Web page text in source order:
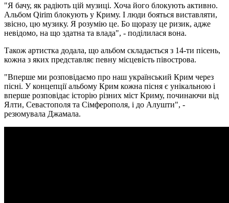
"Я бачу, як радіють цій музиці. Хоча його блокують активно.
Альбом Qirim блокують у Криму. І люди бояться виставляти,
звісно, ​​цю музику. Я розумію це. Бо щоразу це ризик, адже
невідомо, на що здатна та влада", - поділилася вона.
Також артистка додала, що альбом складається з 14-ти пісень,
кожна з яких представляє певну місцевість півострова.
"Вперше ми розповідаємо про наш український Крим через
пісні. У концепції альбому Крим кожна пісня є унікальною і
вперше розповідає історію різних міст Криму, починаючи від
Ялти, Севастополя та Сімферополя, і до Алушти", -
резюмувала Джамала.